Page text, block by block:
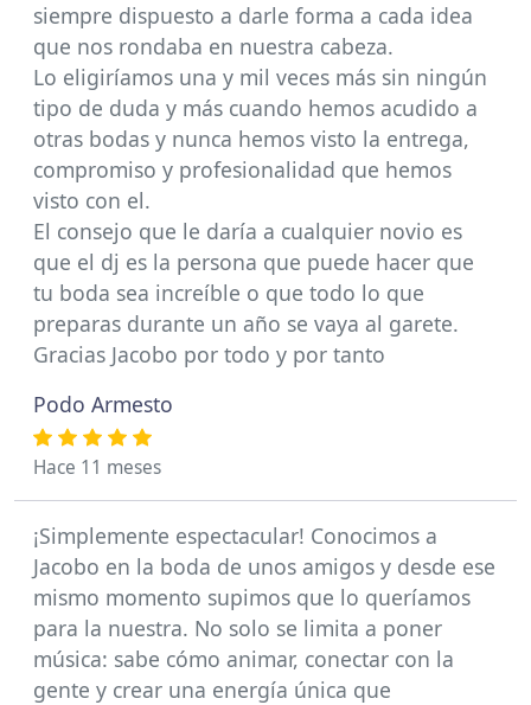
siempre dispuesto a darle forma a cada idea
que nos rondaba en nuestra cabeza.
Lo eligiríamos una y mil veces más sin ningún
tipo de duda y más cuando hemos acudido a
otras bodas y nunca hemos visto la entrega,
compromiso y profesionalidad que hemos
visto con el.
El consejo que le daría a cualquier novio es
que el dj es la persona que puede hacer que
tu boda sea increíble o que todo lo que
preparas durante un año se vaya al garete.
Gracias Jacobo por todo y por tanto
Podo Armesto
Hace 11 meses
¡Simplemente espectacular! Conocimos a
Jacobo en la boda de unos amigos y desde ese
mismo momento supimos que lo queríamos
para la nuestra. No solo se limita a poner
música: sabe cómo animar, conectar con la
gente y crear una energía única que